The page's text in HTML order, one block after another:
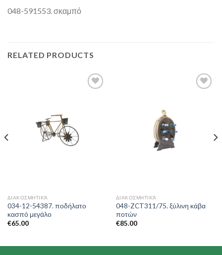
048-591553. σκαμπό
RELATED PRODUCTS
ΔΙΑΚΟΣΜΗΤΙΚΆ
034-12-54387. ποδήλατο
κασπό μεγάλο
€65.00
ΔΙΑΚΟΣΜΗΤΙΚΆ
048-ZCT311/75. ξύλινη κάβα
ποτών
€85.00